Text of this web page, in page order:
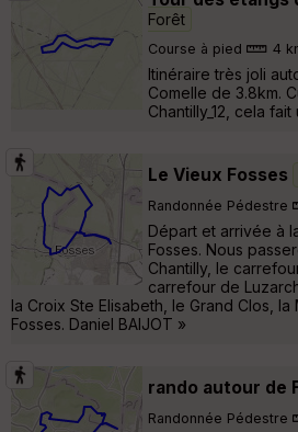
Forêt
Course à pied 4
Itinéraire très joli
Comelle de 3.8km.
Chantilly_12, cela
Le Vieux Fosses
Randonnée Pédestre
Départ et arrivée à
Fosses. Nous
Chantilly, le
carrefour de
la Croix Ste Elisabeth, le Grand Clos,
Fosses. Daniel BAIJOT »
rando autour de
Randonnée Pédestre